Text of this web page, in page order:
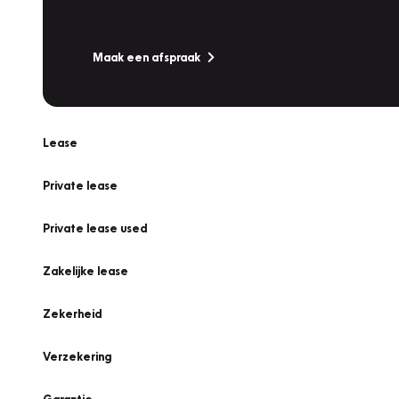
Maak een afspraak
Lease
Private lease
Private lease used
Zakelijke lease
Zekerheid
Verzekering